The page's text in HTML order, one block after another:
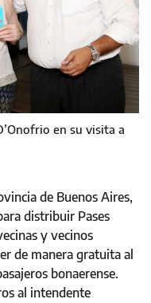
en su visita a
de Buenos Aires,
distribuir Pases
y vecinos
de manera gratuita al
bonaerense.
al intendente